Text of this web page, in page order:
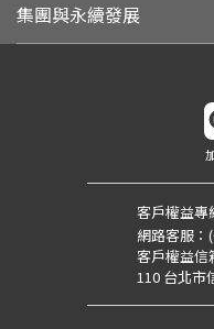
集團與永續發展
客戶權益專
網路客服：
客戶權益信
110 台北市